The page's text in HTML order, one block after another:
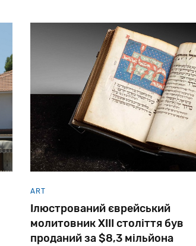
ART
Ілюстрований єврейський
молитовник XIII століття був
проданий за $8,3 мільйона